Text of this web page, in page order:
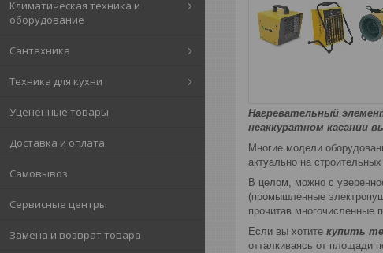
Климатическая техника и
оборудование
Cантехника
Техника для кухни
Уцененные товары
Доставка и оплата
Самовывоз
Сервисные центры
Замена и возврат товара
Нагревательный
неаккуратном касании
Многие модели
актуально на
В целом, можно с
(промышленные
прочитав
Если вы хотите купить
отталкиваясь от площади